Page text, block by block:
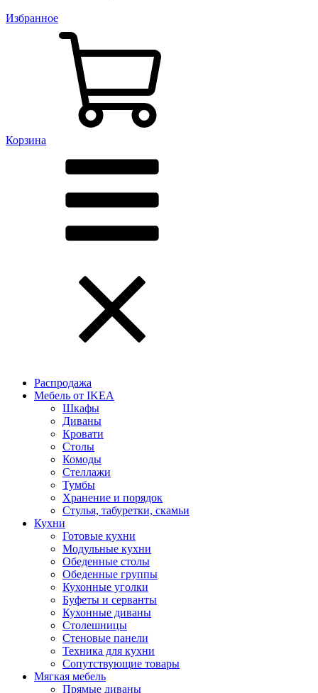
Избранное
Корзина
Распродажа
Мебель от IKEA
Шкафы
Диваны
Кровати
Столы
Комоды
Стеллажи
Тумбы
Хранение и порядок
Стулья, табуретки, скамьи
Кухни
Готовые кухни
Модульные кухни
Обеденные столы
Обеденные группы
Кухонные уголки
Буфеты и серванты
Кухонные диваны
Столешницы
Стеновые панели
Техника для кухни
Сопутствующие товары
Мягкая мебель
Прямые диваны